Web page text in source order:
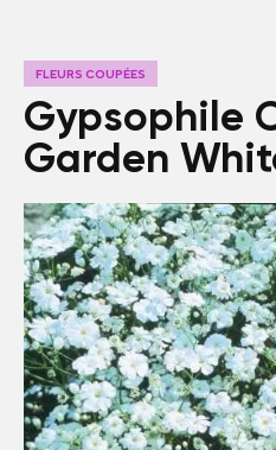
FLEURS COUPÉES
Gypsophile
Garden